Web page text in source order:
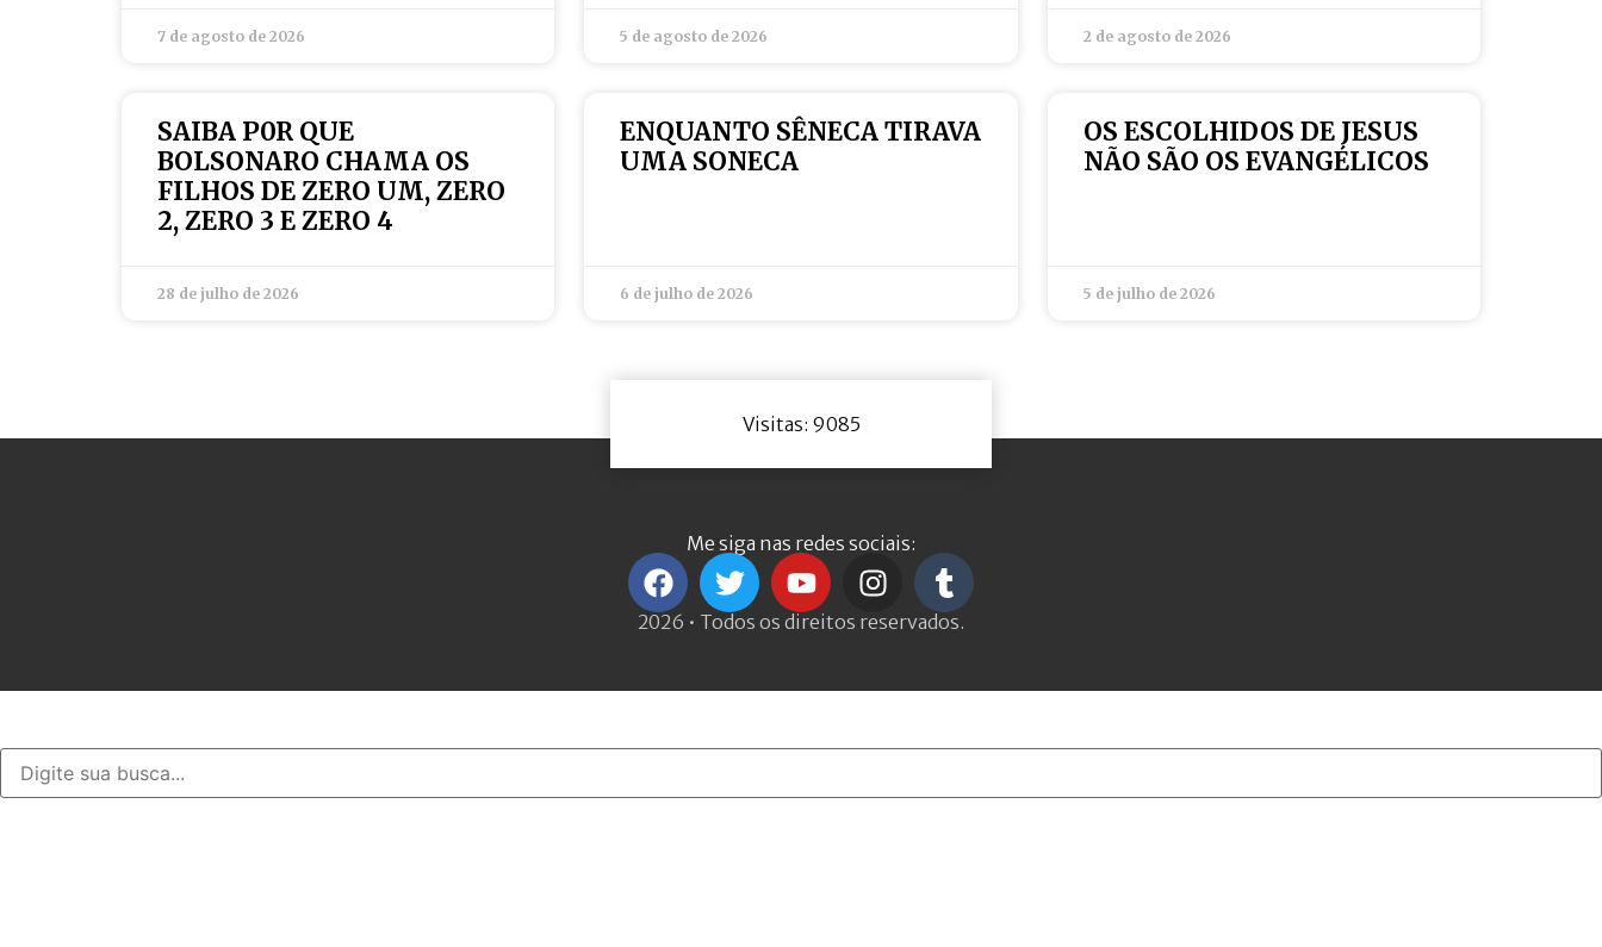
7 de agosto de 2026 5 de agosto de 2026 2 de agosto de 2026
SAIBA P0R QUE
BOLSONARO CHAMA OS
FILHOS DE ZERO UM, ZERO
2, ZERO 3 E ZERO 4
28 de julho de 2026
ENQUANTO SÊNECA TIRAVA
UMA SONECA
6 de julho de 2026
OS ESCOLHIDOS DE JESUS
NÃO SÃO OS EVANGÉLICOS
5 de julho de 2026
Visitas: 9085
Me siga nas redes sociais:
2026 • Todos os direitos reservados.